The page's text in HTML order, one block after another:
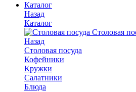
Каталог
Назад
Каталог
Столовая
Назад
Столовая посуда
Кофейники
Кружки
Салатники
Блюда